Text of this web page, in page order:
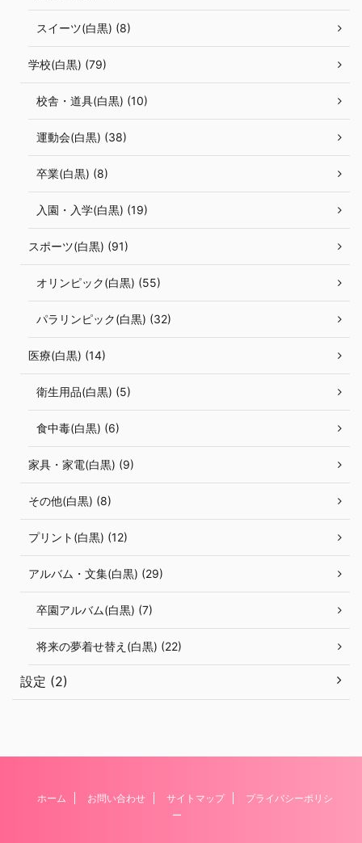
スイーツ(白黒) (8)
学校(白黒) (79)
校舎・道具(白黒) (10)
運動会(白黒) (38)
卒業(白黒) (8)
入園・入学(白黒) (19)
スポーツ(白黒) (91)
オリンピック(白黒) (55)
パラリンピック(白黒) (32)
医療(白黒) (14)
衛生用品(白黒) (5)
食中毒(白黒) (6)
家具・家電(白黒) (9)
その他(白黒) (8)
プリント(白黒) (12)
アルバム・文集(白黒) (29)
卒園アルバム(白黒) (7)
将来の夢着せ替え(白黒) (22)
設定 (2)
ホーム お問い合わせ サイトマップ
プライバシーポリシ
ー